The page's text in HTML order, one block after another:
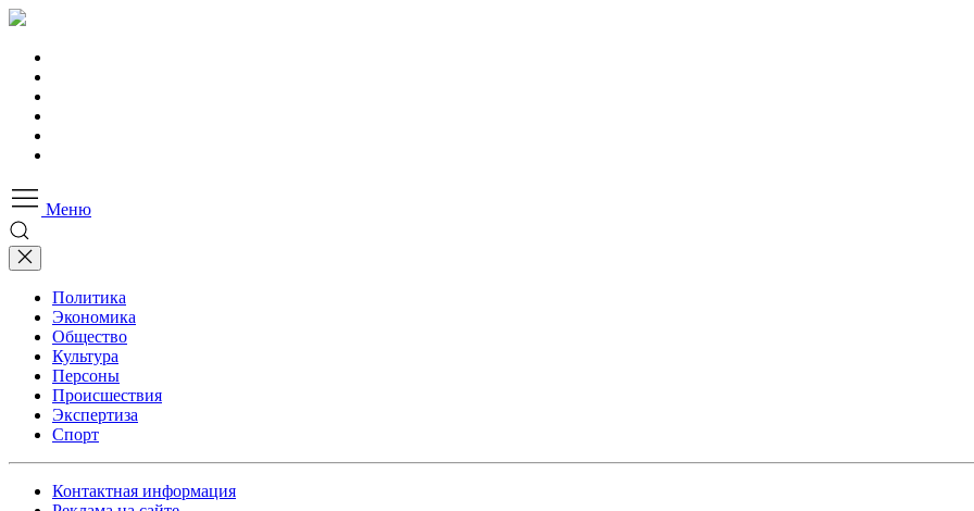
Меню
Политика
Экономика
Общество
Культура
Персоны
Происшествия
Экспертиза
Спорт
Контактная информация